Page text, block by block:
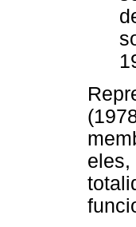
eles,